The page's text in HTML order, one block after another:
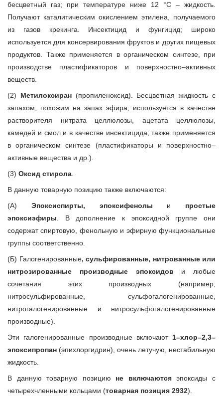
бесцветный газ; при температуре ниже 12 °C – жидкость.
Получают каталитическим окислением этилена, получаемого
из газов крекинга. Инсектицид и фунгицид; широко
используется для консервирования фруктов и других пищевых
продуктов. Также применяется в органическом синтезе, при
производстве пластификаторов и поверхностно–активных
веществ.
(2) Метилоксиран (пропиленоксид). Бесцветная жидкость с
запахом, похожим на запах эфира; используется в качестве
растворителя нитрата целлюлозы, ацетата целлюлозы,
камедей и смол и в качестве инсектицида; также применяется
в органическом синтезе (пластификаторы и поверхностно–
активные вещества и др.).
(3) Оксид стирола
В данную товарную позицию также включаются:
(А) Эпоксиспирты, эпоксифенолы и простые
эпоксиэфиры . В дополнение к эпоксидной группе они
содержат спиртовую, фенольную и эфирную функциональные
группы соответственно.
(Б) Галогенированные, сульфированные, нитрованные или
нитрозированные производные эпоксидов и любые
сочетания этих производных (например,
нитросульфированные, сульфогалогенированные,
нитрогалогенированные и нитросульфогалогенированные
производные).
Эти галогенированные производные включают 1–хлор–2,3–
эпоксипропан (эпихлоргидрин), очень летучую, нестабильную
жидкость.
В данную товарную позицию не включаютсяэпоксиды с
четырехчленными кольцами (товарная позиция 2932).